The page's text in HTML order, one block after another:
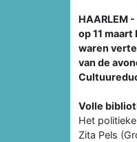
HAARLEM
op 11
waren
van de
Volle
Het
Zita Pels